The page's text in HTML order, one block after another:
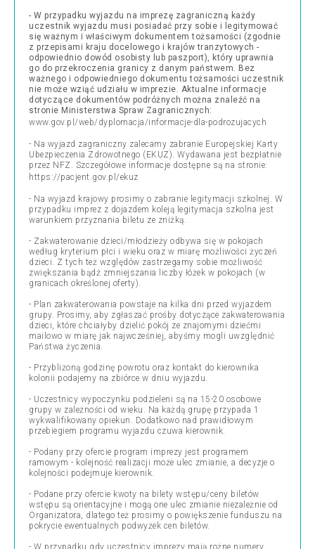
- W przypadku wyjazdu na imprezę zagraniczną każdy
uczestnik wyjazdu musi posiadać przy sobie i legitymować
się ważnym i właściwym dokumentem tożsamości (zgodnie
z przepisami kraju docelowego i krajów tranzytowych -
odpowiednio dowód osobisty lub paszport), który uprawnia
go do przekroczenia granicy z danym państwem. Bez
ważnego i odpowiedniego dokumentu tożsamości uczestnik
nie może wziąć udziału w imprezie. Aktualne informacje
dotyczące dokumentów podróżnych można znaleźć na
stronie Ministerstwa Spraw Zagranicznych:
www.gov.pl/web/dyplomacja/informacje-dla-podrozujacych
- Na wyjazd zagraniczny zalecamy zabranie Europejskiej Karty
Ubezpieczenia Zdrowotnego (EKUZ). Wydawana jest bezpłatnie
przez NFZ. Szczegółowe informacje dostępne są na stronie:
https://pacjent.gov.pl/ekuz
- Na wyjazd krajowy prosimy o zabranie legitymacji szkolnej. W
przypadku imprez z dojazdem koleją legitymacja szkolna jest
warunkiem przyznania biletu ze zniżką.
- Zakwaterowanie dzieci/młodzieży odbywa się w pokojach
według kryterium płci i wieku oraz w miarę możliwości życzeń
dzieci. Z tych też względów zastrzegamy sobie możliwość
zwiększania bądź zmniejszania liczby łóżek w pokojach (w
granicach określonej oferty).
- Plan zakwaterowania powstaje na kilka dni przed wyjazdem
grupy. Prosimy, aby zgłaszać prośby dotyczące zakwaterowania
dzieci, które chciałyby dzielić pokój ze znajomymi dziećmi
mailowo w miarę jak najwcześniej, abyśmy mogli uwzględnić
Państwa życzenia.
- Przybliżoną godzinę powrotu oraz kontakt do kierownika
kolonii podajemy na zbiórce w dniu wyjazdu.
- Uczestnicy wypoczynku podzieleni są na 15-20 osobowe
grupy w zależności od wieku. Na każdą grupę przypada 1
wykwalifikowany opiekun. Dodatkowo nad prawidłowym
przebiegiem programu wyjazdu czuwa kierownik.
- Podany przy ofercie program imprezy jest programem
ramowym - kolejność realizacji może ulec zmianie, a decyzje o
kolejności podejmuje kierownik.
- Podane przy ofercie kwoty na bilety wstępu/ceny biletów
wstępu są orientacyjne i mogą one ulec zmianie niezależnie od
Organizatora, dlatego też prosimy o powiększenie funduszu na
pokrycie ewentualnych podwyżek cen biletów.
- W przypadku gdy uczestnicy imprezy mają rożne numery